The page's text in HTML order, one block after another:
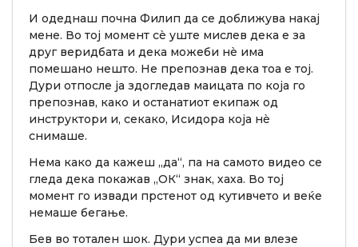
И одеднаш почна Филип да се доближува накај
мене. Во тој момент сè уште мислев дека е за
друг веридбата и дека можеби нè има
помешано нешто. Не препознав дека тоа е тој.
Дури отпосле ја здогледав маицата по која го
препознав, како и останатиот екипаж од
инструктори и, секако, Исидора која нè
снимаше.
Нема како да кажеш „да“, па на самото видео се
гледа дека покажав „ОК“ знак, хаха. Во тој
момент го извади прстенот од кутивчето и веќе
немаше бегање.
Бев во тотален шок. Дури успеа да ми влезе